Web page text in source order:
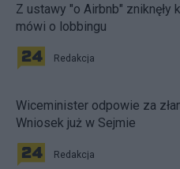
Z ustawy "o Airbnb"
mówi o lobbingu
Redakcja
Wiceminister odpowie za
Wniosek już w Sejmie
Redakcja